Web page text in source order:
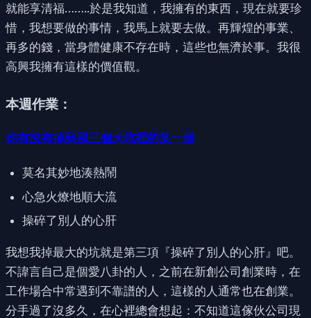
就能享清福……..於是我知道，我擁有的東西，現在就要珍
惜，我想要做的事情，我馬上就要去做。再輝煌的事業、
再多的錢，當身體健康不存在時，這些也無濟於事。我很
高興我擁有這樣的價值觀。
本週作業：
你有沒有掉到那三個大坑裡的某一個
莫名其妙地湊熱鬧
心急火燎地順大流
操碎了別人的心肝
我想我掉最大的坑就是第三項『操碎了別人的心肝』吧。
不諱言自己是個愛八卦的人，之前在新創公司創業時，在
工作場合中常遇到不靠譜的人，這樣的人通常也在創業。
分手過了沒多久，在心裡總會想起：不知道這傢伙公司現